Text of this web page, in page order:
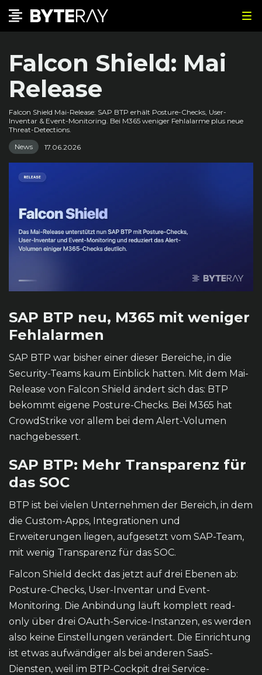
Falcon Shield: Mai
Release
Falcon Shield Mai-Release: SAP BTP erhält Posture-Checks, User-
Inventar & Event-Monitoring. Bei M365 weniger Fehlalarme plus neue
Threat-Detections.
News
17.06.2026
SAP BTP neu, M365 mit weniger
Fehlalarmen
SAP BTP war bisher einer dieser Bereiche, in die
Security-Teams kaum Einblick hatten. Mit dem Mai-
Release von Falcon Shield ändert sich das: BTP
bekommt eigene Posture-Checks. Bei M365 hat
CrowdStrike vor allem bei dem Alert-Volumen
nachgebessert.
SAP BTP: Mehr Transparenz für
das SOC
BTP ist bei vielen Unternehmen der Bereich, in dem
die Custom-Apps, Integrationen und
Erweiterungen liegen, aufgesetzt vom SAP-Team,
mit wenig Transparenz für das SOC.
Falcon Shield deckt das jetzt auf drei Ebenen ab:
Posture-Checks, User-Inventar und Event-
Monitoring. Die Anbindung läuft komplett read-
only über drei OAuth-Service-Instanzen, es werden
also keine Einstellungen verändert. Die Einrichtung
ist etwas aufwändiger als bei anderen SaaS-
Diensten, weil im BTP-Cockpit drei Service-